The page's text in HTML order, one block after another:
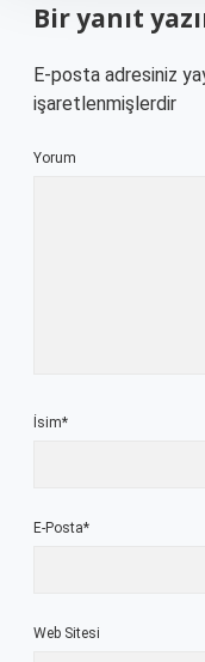
Bir yanıt
E-posta adresiniz
işaretlenmişlerdir
Yorum
İsim*
E-Posta*
Web Sitesi